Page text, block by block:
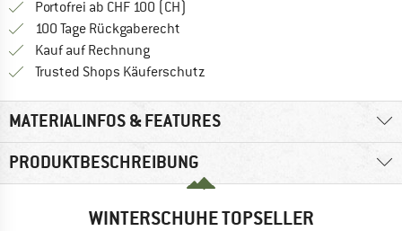
Portofrei ab CHF 100 (CH)
100 Tage Rückgaberecht
Kauf auf RechnungFinde die Zahlungs-Infos hier! Öffnet
Trusted Shops Käuferschutz
MATERIALINFOS & FEATURES
PRODUKTBESCHREIBUNG
WINTERSCHUHE TOPSELLER